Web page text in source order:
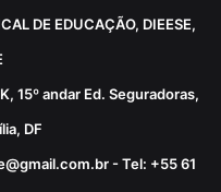
DE EDUCAÇÃO, DIEESE,
15º andar Ed. Seguradoras,
DF
- Tel: +55 61